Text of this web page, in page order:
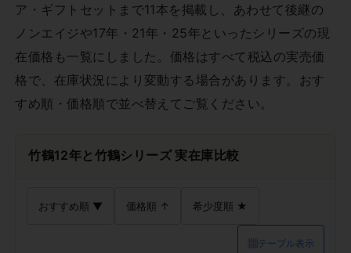
ア・ギフトセットまで11本を掲載し、あわせて後継の
ノンエイジや17年・21年・25年といったシリーズの現
在価格も一覧にしました。価格はすべて税込の実売価
格で、在庫状況により変動する場合があります。おす
すめ順・価格順で並べ替えてご覧ください。
竹鶴12年と竹鶴シリーズ 実在庫比較
おすすめ順 ▼ 価格順 ↑ 希少度順 ★
▦テーブル表示